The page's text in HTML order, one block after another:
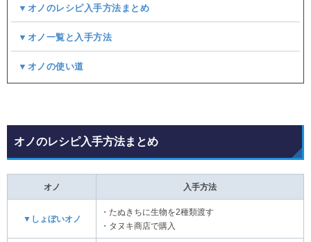
▼オノのレシピ入手方法まとめ
▼オノ一覧と入手方法
▼オノの使い道
オノのレシピ入手方法まとめ
オノ 入手方法
▼しょぼいオノ
・たぬきちに生物を2種類渡す
・タヌキ商店で購入